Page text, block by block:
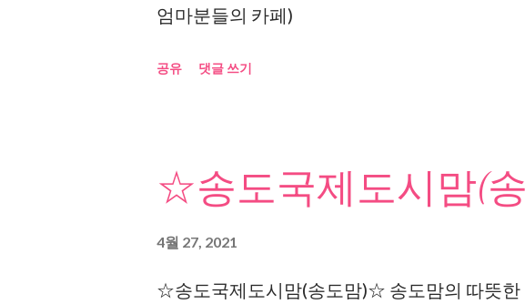
엄마분들의 카페)
공유 댓글 쓰기
☆송도국제도시맘(
4월 27, 2021
☆송도국제도시맘(송도맘)☆ 송도맘의 따뜻한